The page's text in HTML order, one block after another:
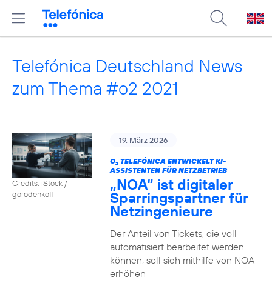
Telefónica Deutschland News
zum Thema #o2 2021
Credits: iStock /
gorodenkoff
19. März 2026
O2TELEFÓNICA ENTWICKELT KI-
ASSISTENTEN FÜR NETZBETRIEB
„NOA“ ist digitaler
Sparringspartner für
Netzingenieure
Der Anteil von Tickets, die voll
automatisiert bearbeitet werden
können, soll sich mithilfe von NOA
erhöhen